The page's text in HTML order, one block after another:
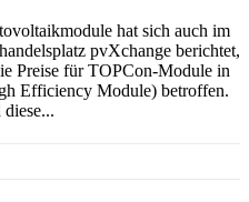
hat sich auch im
pvXchange berichtet,
Preise für TOPCon-Module in
Efficiency Module) betroffen.